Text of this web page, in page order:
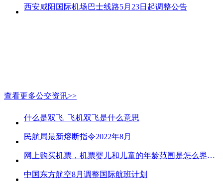
西安咸阳国际机场巴士线路5月23日起调整公告
查看更多公交资讯>>
什么是双飞_飞机双飞是什么意思
民航局最新熔断指令2022年8月
网上购买机票，机票婴儿和儿童的年龄范围是怎么界定的？
中国东方航空8月调整国际航班计划